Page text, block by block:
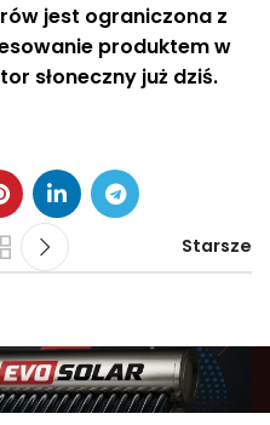
jest ograniczona z
produktem w
słoneczny już dziś.
Starsze